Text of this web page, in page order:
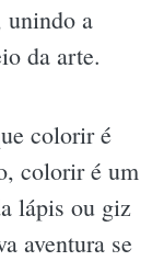
unindo a
da arte.
colorir é
colorir é um
lápis ou giz
aventura se